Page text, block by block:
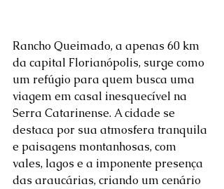
Rancho Queimado, a apenas 60 km
da capital Florianópolis, surge como
um refúgio para quem busca uma
viagem em casal inesquecível na
Serra Catarinense. A cidade se
destaca por sua atmosfera tranquila
e paisagens montanhosas, com
vales, lagos e a imponente presença
das araucárias, criando um cenário